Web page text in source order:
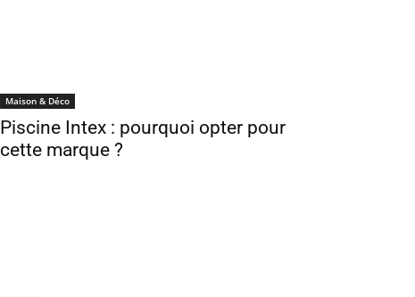
Maison & Déco
Piscine Intex : pourquoi opter pour
cette marque ?